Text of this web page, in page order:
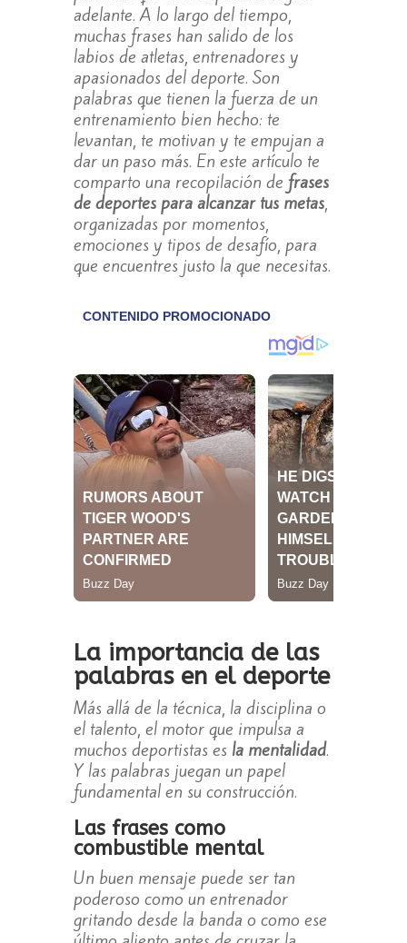
adelante. A lo largo del tiempo,
muchas frases han salido de los
labios de atletas, entrenadores y
apasionados del deporte. Son
palabras que tienen la fuerza de un
entrenamiento bien hecho: te
levantan, te motivan y te empujan a
dar un paso más. En este artículo te
comparto una recopilación de frases
de deportes para alcanzar tus metas,
organizadas por momentos,
emociones y tipos de desafío, para
que encuentres justo la que necesitas.
La importancia de las
palabras en el deporte
Más allá de la técnica, la disciplina o
el talento, el motor que impulsa a
muchos deportistas es la mentalidad.
Y las palabras juegan un papel
fundamental en su construcción.
Las frases como
combustible mental
Un buen mensaje puede ser tan
poderoso como un entrenador
gritando desde la banda o como ese